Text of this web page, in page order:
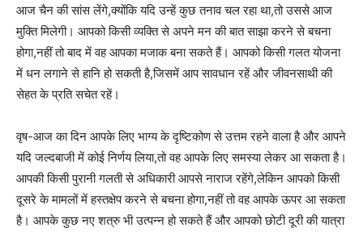
आज चैन की सांस लेंगे,क्योंकि यदि उन्हें कुछ तनाव चल रहा था,तो उससे आज
मुक्ति मिलेगी। आपको किसी व्यक्ति से अपने मन की बात साझा करने से बचना
होगा,नहीं तो बाद में वह आपका मजाक बना सकते हैं। आपको किसी गलत योजना
में धन लगाने से हानि हो सकती है,जिसमें आप सावधान रहें और जीवनसाथी की
सेहत के प्रति सचेत रहें।
वृष-आज का दिन आपके लिए भाग्य के दृष्टिकोण से उत्तम रहने वाला है और आपने
यदि जल्दबाजी में कोई निर्णय लिया,तो वह आपके लिए समस्या लेकर आ सकता है।
आपकी किसी पुरानी गलती से अधिकारी आपसे नाराज रहेंगे,लेकिन आपको किसी
दूसरे के मामलों में हस्तक्षेप करने से बचना होगा,नहीं तो वह आपके ऊपर आ सकता
है। आपके कुछ नए शत्रु भी उत्पन्न हो सकते हैं और आपको छोटी दूरी की यात्रा